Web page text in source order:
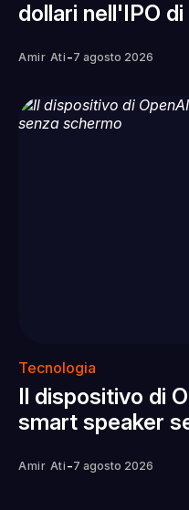
dollari nell'IPO
Amir Ati -7 agosto 2026
Tecnologia
Il dispositivo di
smart speaker
Amir Ati -7 agosto 2026